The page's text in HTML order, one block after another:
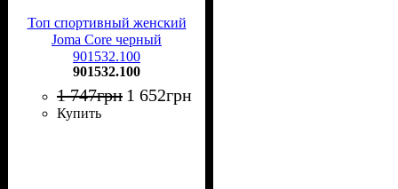
Топ спортивный женский
Joma Core черный
901532.100
901532.100
1 747грн 1 652грн
Купить